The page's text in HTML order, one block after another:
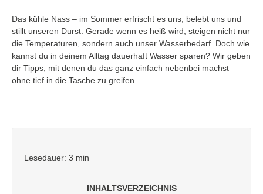
Das kühle Nass – im Sommer erfrischt es uns, belebt uns und
stillt unseren Durst. Gerade wenn es heiß wird, steigen nicht nur
die Temperaturen, sondern auch unser Wasserbedarf. Doch wie
kannst du in deinem Alltag dauerhaft Wasser sparen? Wir geben
dir Tipps, mit denen du das ganz einfach nebenbei machst –
ohne tief in die Tasche zu greifen.
Lesedauer: 3 min
INHALTSVERZEICHNIS